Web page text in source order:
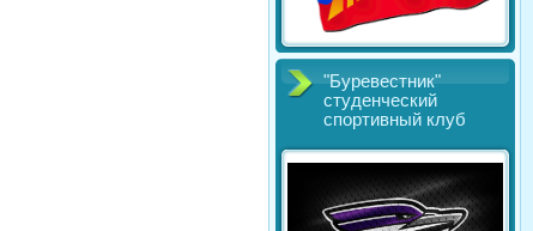
"Буревестник"
студенческий
спортивный клуб